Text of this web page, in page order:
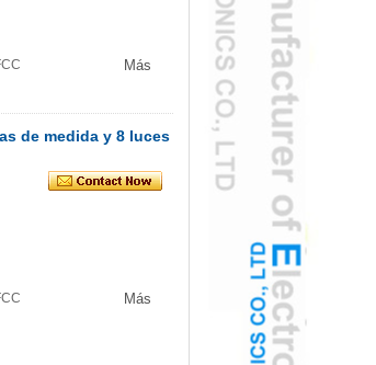
Más
de medida y 8 luces
Más